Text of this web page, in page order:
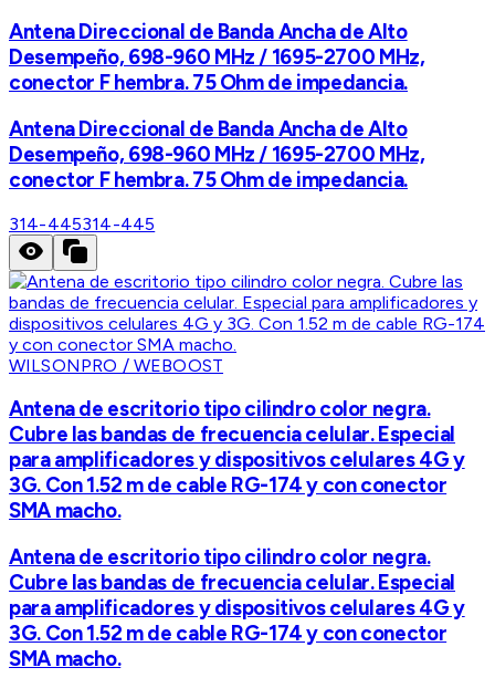
Antena Direccional de Banda Ancha de Alto
Desempeño, 698-960 MHz / 1695-2700 MHz,
conector F hembra. 75 Ohm de impedancia.
Antena Direccional de Banda Ancha de Alto
Desempeño, 698-960 MHz / 1695-2700 MHz,
conector F hembra. 75 Ohm de impedancia.
314-445314-445
WILSONPRO / WEBOOST
Antena de escritorio tipo cilindro color negra.
Cubre las bandas de frecuencia celular. Especial
para amplificadores y dispositivos celulares 4G y
3G. Con 1.52 m de cable RG-174 y con conector
SMA macho.
Antena de escritorio tipo cilindro color negra.
Cubre las bandas de frecuencia celular. Especial
para amplificadores y dispositivos celulares 4G y
3G. Con 1.52 m de cable RG-174 y con conector
SMA macho.